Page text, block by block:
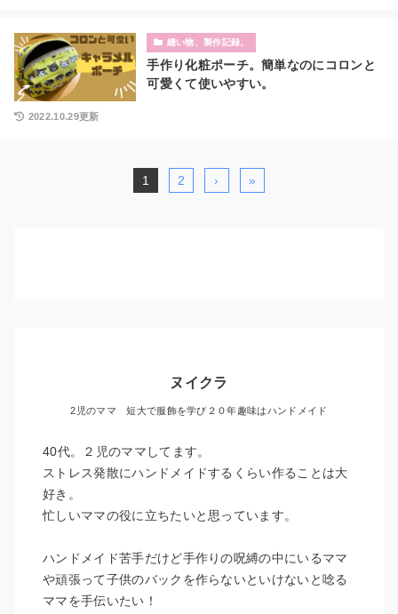
縫い物、製作記録。
手作り化粧ポーチ。簡単なのにコロンと
可愛くて使いやすい。
2022.10.29更新
1 2 › »
ヌイクラ
2児のママ 短大で服飾を学び２０年趣味はハンドメイド
40代。２児のママしてます。
ストレス発散にハンドメイドするくらい作ることは大
好き。
忙しいママの役に立ちたいと思っています。
ハンドメイド苦手だけど手作りの呪縛の中にいるママ
や頑張って子供のバックを作らないといけないと唸る
ママを手伝いたい！